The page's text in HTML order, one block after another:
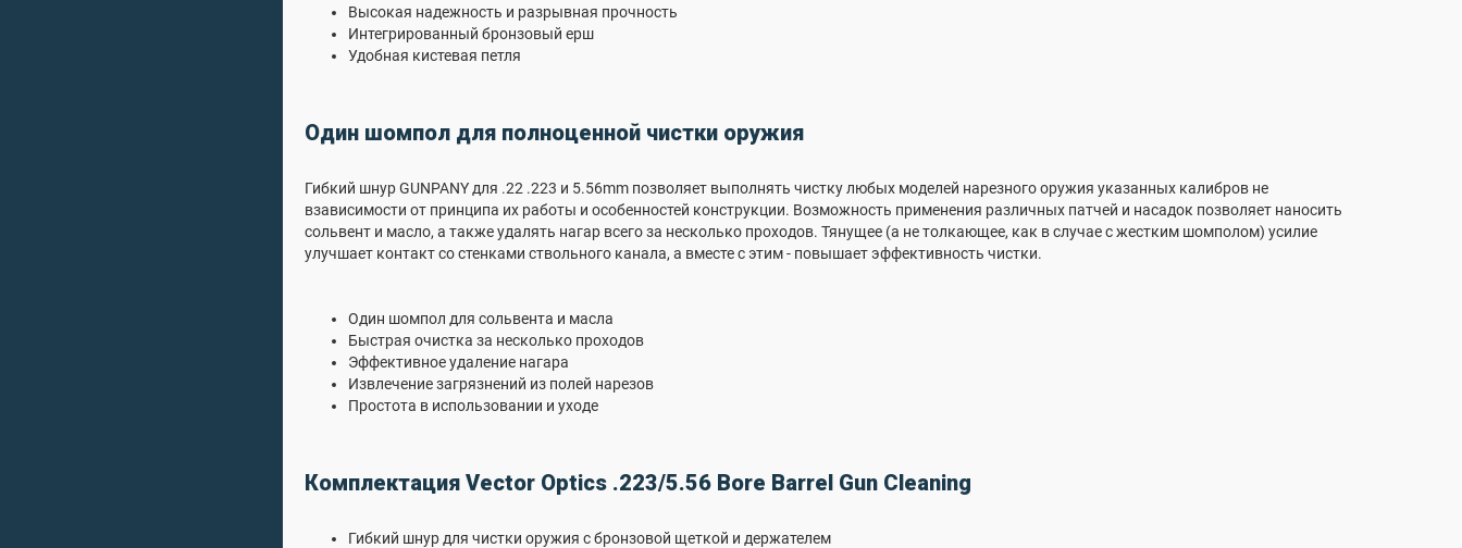
Высокая надежность и разрывная прочность
Интегрированный бронзовый ерш
Удобная кистевая петля
Один шомпол для полноценной чистки оружия
Гибкий шнур GUNPANY для .22 .223 и 5.56mm позволяет выполнять чистку любых моделей нарезного оружия указанных калибров не
взависимости от принципа их работы и особенностей конструкции. Возможность применения различных патчей и насадок позволяет наносить
сольвент и масло, а также удалять нагар всего за несколько проходов. Тянущее (а не толкающее, как в случае с жестким шомполом) усилие
улучшает контакт со стенками ствольного канала, а вместе с этим - повышает эффективность чистки.
Один шомпол для сольвента и масла
Быстрая очистка за несколько проходов
Эффективное удаление нагара
Извлечение загрязнений из полей нарезов
Простота в использовании и уходе
Комплектация Vector Optics .223/5.56 Bore Barrel Gun Cleaning
Гибкий шнур для чистки оружия с бронзовой щеткой и держателем